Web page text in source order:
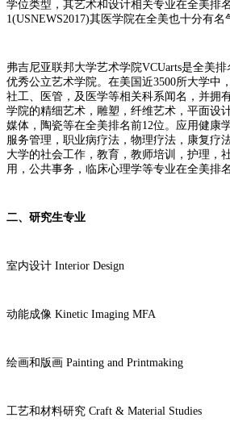
学位类型，其艺术和设计相关专业在全美排
1(USNEWS2017)其医学院在全美也十分有名
弗吉尼亚联邦大学艺术学院VCUarts是全美
优秀公立艺术学院。在美国近3500所大学中
社工、医管，及医学等相关科系闻名，并拥
学院的精细艺术，雕塑，纤维艺术，平面设
媒体，陶瓷等在全美排名前12位。应用健康
服务管理，职业病疗法，物理疗法，康复疗
大学的社会工作，教育，教师培训，护理，
用，公共事务，临床心理学等专业在全美排名
二、研究生专业
室内设计 Interior Design
动能成像 Kinetic Imaging MFA
绘画和版画 Painting and Printmaking
工艺和材料研究 Craft & Material Studies